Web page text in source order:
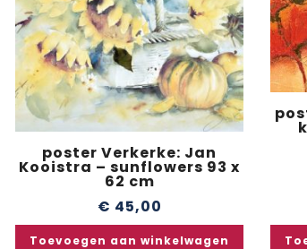
poster Verkerke: Jan
Kooistra – sunflowers 93 x
62 cm
€ 45,00
Toevoegen aan winkelwagen